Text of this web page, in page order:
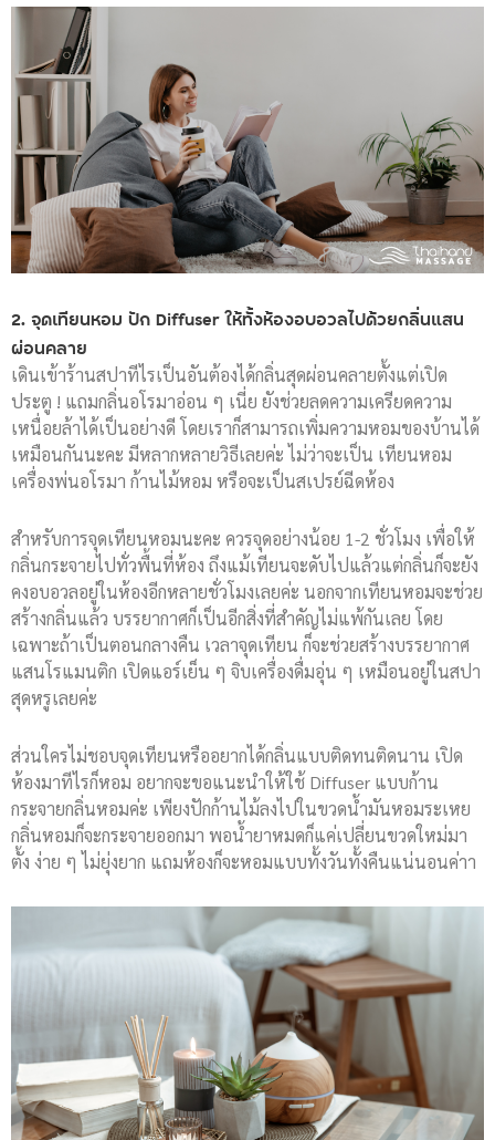
2. จุดเทียนหอม ปัก Diffuser ให้ทั้งห้องอบอวลไปด้วยกลิ่นแสน
ผ่อนคลาย
เดินเข้าร้านสปาทีไรเป็นอันต้องได้กลิ่นสุดผ่อนคลายตั้งแต่เปิด
ประตู ! แถมกลิ่นอโรมาอ่อน ๆ เนี่ย ยังช่วยลดความเครียดความ
เหนื่อยล้าได้เป็นอย่างดี โดยเราก็สามารถเพิ่มความหอมของบ้านได้
เหมือนกันนะคะ มีหลากหลายวิธีเลยค่ะ ไม่ว่าจะเป็น เทียนหอม
เครื่องพ่นอโรมา ก้านไม้หอม หรือจะเป็นสเปรย์ฉีดห้อง
สำหรับการจุดเทียนหอมนะคะ ควรจุดอย่างน้อย 1-2 ชั่วโมง เพื่อให้
กลิ่นกระจายไปทั่วพื้นที่ห้อง ถึงแม้เทียนจะดับไปแล้วแต่กลิ่นก็จะยัง
คงอบอวลอยู่ในห้องอีกหลายชั่วโมงเลยค่ะ นอกจากเทียนหอมจะช่วย
สร้างกลิ่นแล้ว บรรยากาศก็เป็นอีกสิ่งที่สำคัญไม่แพ้กันเลย โดย
เฉพาะถ้าเป็นตอนกลางคืน เวลาจุดเทียน ก็จะช่วยสร้างบรรยากาศ
แสนโรแมนติก เปิดแอร์เย็น ๆ จิบเครื่องดื่มอุ่น ๆ เหมือนอยู่ในสปา
สุดหรูเลยค่ะ
ส่วนใครไม่ชอบจุดเทียนหรืออยากได้กลิ่นแบบติดทนติดนาน เปิด
ห้องมาทีไรก็หอม อยากจะขอแนะนำให้ใช้ Diffuser แบบก้าน
กระจายกลิ่นหอมค่ะ เพียงปักก้านไม้ลงไปในขวดน้ำมันหอมระเหย
กลิ่นหอมก็จะกระจายออกมา พอน้ำยาหมดก็แค่เปลี่ยนขวดใหม่มา
ตั้ง ง่าย ๆ ไม่ยุ่งยาก แถมห้องก็จะหอมแบบทั้งวันทั้งคืนแน่นอนค่าา